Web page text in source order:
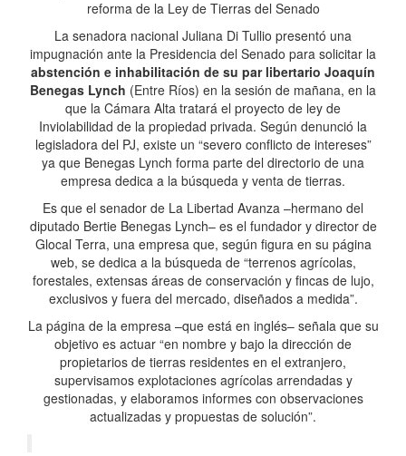
reforma de la Ley de Tierras del Senado
La senadora nacional Juliana Di Tullio presentó una
impugnación ante la Presidencia del Senado para solicitar la
abstención e inhabilitación de su par libertario Joaquín
Benegas Lynch (Entre Ríos) en la sesión de mañana, en la
que la Cámara Alta tratará el proyecto de ley de
Inviolabilidad de la propiedad privada. Según denunció la
legisladora del PJ, existe un “severo conflicto de intereses”
ya que Benegas Lynch forma parte del directorio de una
empresa dedica a la búsqueda y venta de tierras.
Es que el senador de La Libertad Avanza –hermano del
diputado Bertie Benegas Lynch– es el fundador y director de
Glocal Terra, una empresa que, según figura en su página
web, se dedica a la búsqueda de “terrenos agrícolas,
forestales, extensas áreas de conservación y fincas de lujo,
exclusivos y fuera del mercado, diseñados a medida”.
La página de la empresa –que está en inglés– señala que su
objetivo es actuar “en nombre y bajo la dirección de
propietarios de tierras residentes en el extranjero,
supervisamos explotaciones agrícolas arrendadas y
gestionadas, y elaboramos informes con observaciones
actualizadas y propuestas de solución”.